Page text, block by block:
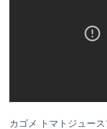
カゴメ トマトジュー